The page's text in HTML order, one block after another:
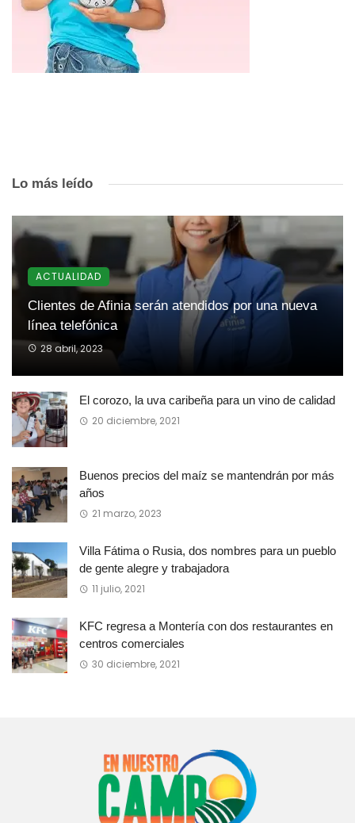
Lo más leído
ACTUALIDAD
Clientes de Afinia serán atendidos por una nueva
línea telefónica
28 abril, 2023
El corozo, la uva caribeña para un vino de calidad
20 diciembre, 2021
Buenos precios del maíz se mantendrán por más
años
21 marzo, 2023
Villa Fátima o Rusia, dos nombres para un pueblo
de gente alegre y trabajadora
11 julio, 2021
KFC regresa a Montería con dos restaurantes en
centros comerciales
30 diciembre, 2021